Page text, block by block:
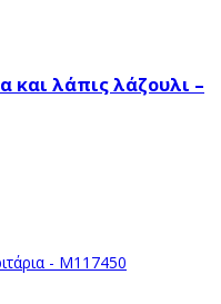
και λάπις λάζουλι –